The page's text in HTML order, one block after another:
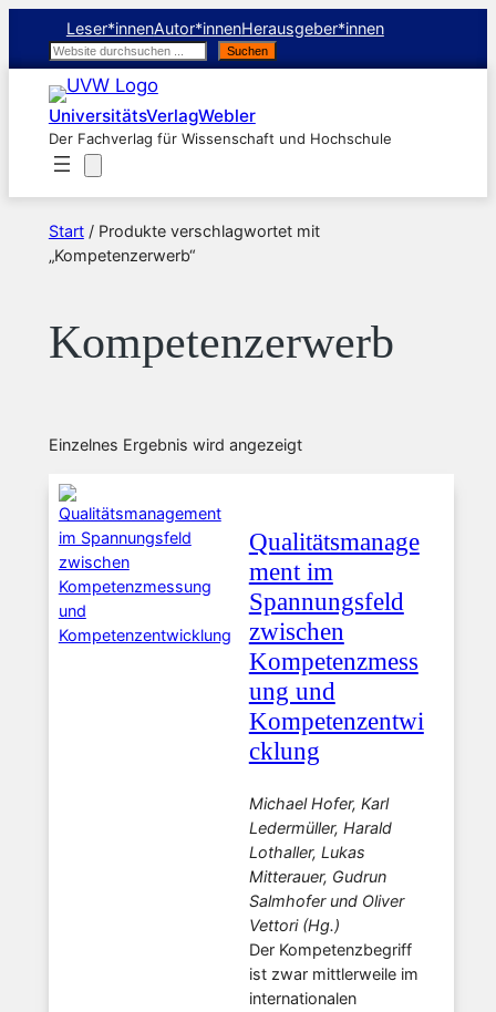
Leser*innenAutor*innenHerausgeber*innen
Suchen Suchen
UniversitätsVerlagWebler
Der Fachverlag für Wissenschaft und Hochschule
Start/ Produkte verschlagwortet mit
„Kompetenzerwerb“
Kompetenzerwerb
Einzelnes Ergebnis wird angezeigt
Qualitätsmanage
ment im
Spannungsfeld
zwischen
Kompetenzmess
ung und
Kompetenzentwi
cklung
Michael Hofer, Karl
Ledermüller, Harald
Lothaller, Lukas
Mitterauer, Gudrun
Salmhofer und Oliver
Vettori (Hg.)
Der Kompetenzbegriff
ist zwar mittlerweile im
internationalen